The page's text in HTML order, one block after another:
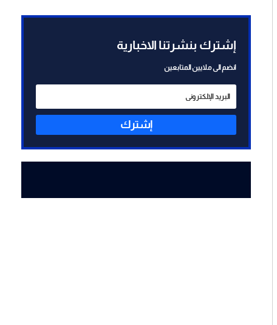
إشترك بنشرتنا الاخبارية
انضم الى ملايين المتابعين
إشترك